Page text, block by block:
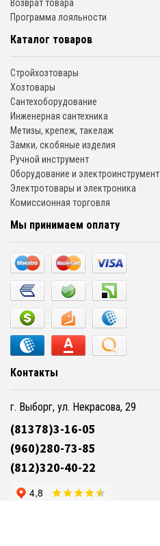
Возврат товара
Программа лояльности
Каталог товаров
Стройхозтовары
Хозтовары
Сантехоборудование
Инженерная сантехника
Метизы, крепеж, такелаж
Замки, скобяные изделия
Ручной инструмент
Оборудование и электроинструмент
Электротовары и электроника
Комиссионная торговля
Мы принимаем оплату
Контакты
г. Выборг, ул. Некрасова, 29
(81378)3-16-05
(960)280-73-85
(812)320-40-22